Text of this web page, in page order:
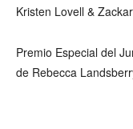
Kristen Lovell &
Premio Especial del
de Rebecca